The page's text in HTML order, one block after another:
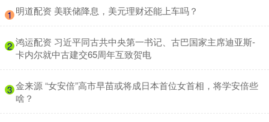
1 ​明道配资 美联储降息，美元理财还能上车吗？
2 ​鸿运配资 习近平同古共中央第一书记、古巴国家主席迪亚斯-
卡内尔就中古建交65周年互致贺电
3 ​金来源 “女安倍”高市早苗或将成日本首位女首相，将学安倍些
啥？